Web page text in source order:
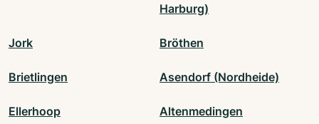
Harburg)
Jork Bröthen
Brietlingen Asendorf (Nordheide)
Ellerhoop Altenmedingen